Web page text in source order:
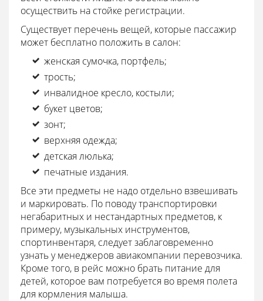
осуществить на стойке регистрации.
Существует перечень вещей, которые пассажир
может бесплатно положить в салон:
женская сумочка, портфель;
трость;
инвалидное кресло, костыли;
букет цветов;
зонт;
верхняя одежда;
детская люлька;
печатные издания.
Все эти предметы не надо отдельно взвешивать
и маркировать. По поводу транспортировки
негабаритных и нестандартных предметов, к
примеру, музыкальных инструментов,
спортинвентаря, следует заблаговременно
узнать у менеджеров авиакомпании перевозчика.
Кроме того, в рейс можно брать питание для
детей, которое вам потребуется во время полета
для кормления малыша.